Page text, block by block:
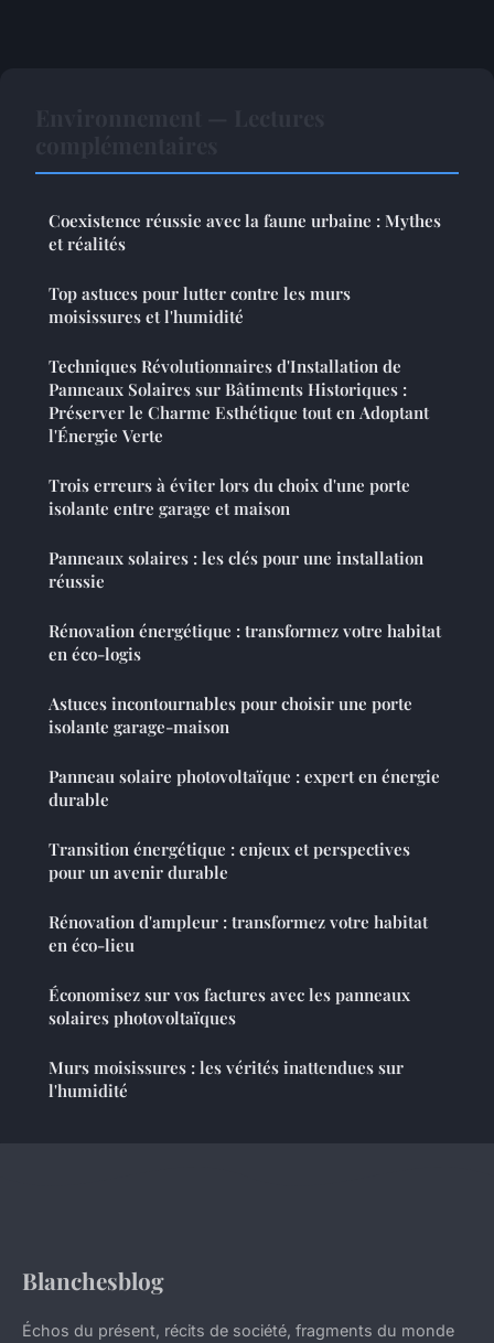
Coexistence réussie avec la faune urbaine : Mythes
et réalités
Top astuces pour lutter contre les murs
moisissures et l'humidité
Techniques Révolutionnaires d'Installation de
Panneaux Solaires sur Bâtiments Historiques :
Préserver le Charme Esthétique tout en Adoptant
l'Énergie Verte
Trois erreurs à éviter lors du choix d'une porte
isolante entre garage et maison
Panneaux solaires : les clés pour une installation
réussie
Rénovation énergétique : transformez votre habitat
en éco-logis
Astuces incontournables pour choisir une porte
isolante garage-maison
Panneau solaire photovoltaïque : expert en énergie
durable
Transition énergétique : enjeux et perspectives
pour un avenir durable
Rénovation d'ampleur : transformez votre habitat
en éco-lieu
Économisez sur vos factures avec les panneaux
solaires photovoltaïques
Murs moisissures : les vérités inattendues sur
l'humidité
Blanchesblog
Échos du présent, récits de société, fragments du monde